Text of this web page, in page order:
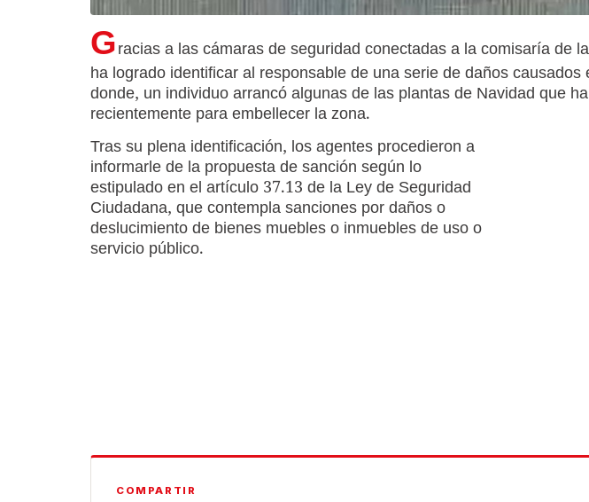
Gracias a las cámaras de seguridad conectadas a la comisaría de
ha logrado identificar al responsable de una serie de daños
donde, un individuo arrancó algunas de las plantas de Navidad que
recientemente para embellecer la zona.
Tras su plena identificación, los agentes procedieron a
informarle de la propuesta de sanción según lo
estipulado en el artículo 37.13 de la Ley de Seguridad
Ciudadana, que contempla sanciones por daños o
deslucimiento de bienes muebles o inmuebles de uso o
servicio público.
COMPARTIR